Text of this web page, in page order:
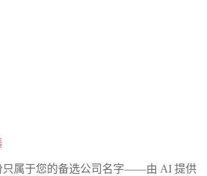
只属于您的备选公司名字——由 AI 提供